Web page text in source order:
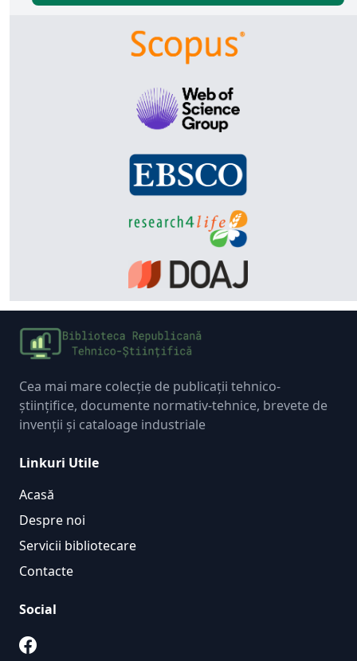
Cea mai mare colecție de publicații tehnico-
științifice, documente normativ-tehnice, brevete de
invenții și cataloage industriale
Linkuri Utile
Acasă
Despre noi
Servicii bibliotecare
Contacte
Social